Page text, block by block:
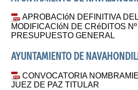
APROBACIóN DEFINITIVA
MODIFICACIóN DE CRéDITOS
PRESUPUESTO GENERAL
AYUNTAMIENTO DE
CONVOCATORIA
JUEZ DE PAZ TITULAR